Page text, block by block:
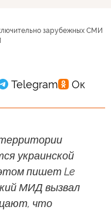
зарубежных СМИ
украинской
пишет Le
МИД вызвал
что